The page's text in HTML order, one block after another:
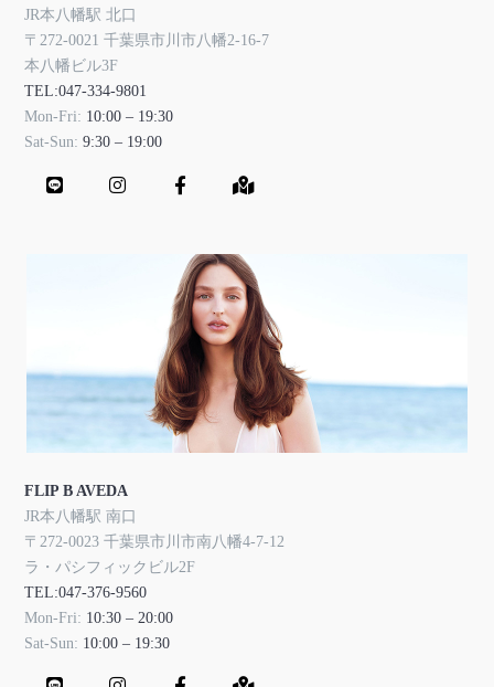
JR本八幡駅 北口
〒272-0021 千葉県市川市八幡2-16-7
本八幡ビル3F
TEL:047-334-9801
Mon-Fri: 10:00 – 19:30
Sat-Sun:9:30 – 19:00
FLIP B AVEDA
JR本八幡駅 南口
〒272-0023 千葉県市川市南八幡4-7-12
ラ・パシフィックビル2F
TEL:047-376-9560
Mon-Fri: 10:30 – 20:00
Sat-Sun: 10:00 – 19:30